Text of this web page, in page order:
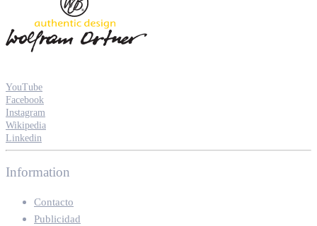
YouTube
Facebook
Instagram
Wikipedia
Linkedin
Information
Contacto
Publicidad